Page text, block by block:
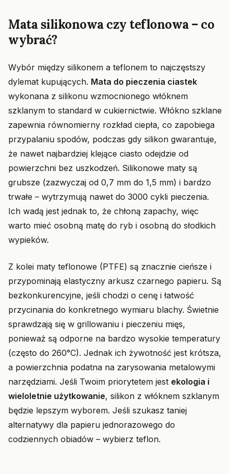
Mata silikonowa czy teflonowa – co
wybrać?
Wybór między silikonem a teflonem to najczęstszy
dylemat kupujących. Mata do pieczenia ciastek
wykonana z silikonu wzmocnionego włóknem
szklanym to standard w cukiernictwie. Włókno szklane
zapewnia równomierny rozkład ciepła, co zapobiega
przypalaniu spodów, podczas gdy silikon gwarantuje,
że nawet najbardziej klejące ciasto odejdzie od
powierzchni bez uszkodzeń. Silikonowe maty są
grubsze (zazwyczaj od 0,7 mm do 1,5 mm) i bardzo
trwałe – wytrzymują nawet do 3000 cykli pieczenia.
Ich wadą jest jednak to, że chłoną zapachy, więc
warto mieć osobną matę do ryb i osobną do słodkich
wypieków.
Z kolei maty teflonowe (PTFE) są znacznie cieńsze i
przypominają elastyczny arkusz czarnego papieru. Są
bezkonkurencyjne, jeśli chodzi o cenę i łatwość
przycinania do konkretnego wymiaru blachy. Świetnie
sprawdzają się w grillowaniu i pieczeniu mięs,
ponieważ są odporne na bardzo wysokie temperatury
(często do 260°C). Jednak ich żywotność jest krótsza,
a powierzchnia podatna na zarysowania metalowymi
narzędziami. Jeśli Twoim priorytetem jest ekologia i
wieloletnie użytkowanie, silikon z włóknem szklanym
będzie lepszym wyborem. Jeśli szukasz taniej
alternatywy dla papieru jednorazowego do
codziennych obiadów – wybierz teflon.